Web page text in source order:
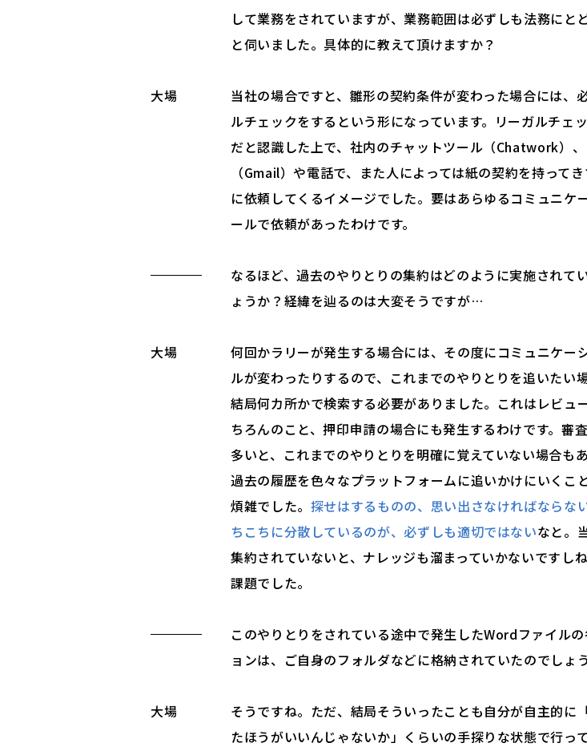
して業務をされていますが、業務範囲は必ずしも法務にと
と伺いました。具体的に教えて頂けますか？
大場
当社の場合ですと、雛形の契約条件が変わった場合には、
ルチェックをするという形になっています。リーガルチェ
だと認識した上で、社内のチャットツール（Chatwork）
（Gmail）や電話で、また人によっては紙の契約を持って
に依頼してくるイメージでした。要はあらゆるコミュニケ
ールで依頼があったわけです。
なるほど、過去のやりとりの集約はどのように実施されて
ょうか？経緯を辿るのは大変そうですが…
大場
何回かラリーが発生する場合には、その度にコミュニケー
ルが変わったりするので、これまでのやりとりを追いたい場
結局何カ所かで検索する必要がありました。これはレビュ
ちろんのこと、押印申請の場合にも発生するわけです。審
多いと、これまでのやりとりを明確に覚えていない場合もあ
過去の履歴を色々なプラットフォームに追いかけにいくこ
煩雑でした。 探せはするものの、思い出さなければならな
ちこちに分散しているのが、必ずしも適切ではないなと。
集約されていないと、ナレッジも溜まっていかないですし
課題でした。
このやりとりをされている途中で発生したWordファイル
ョンは、ご自身のフォルダなどに格納されていたのでしょ
大場
そうですね。ただ、結局そういったことも自分が自主的に
たほうがいいんじゃないか」くらいの手探りな状態で行っ